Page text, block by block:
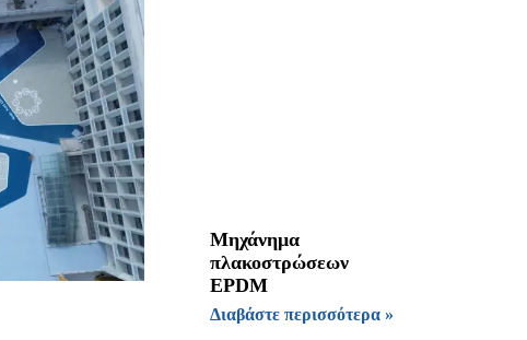
Μηχάνημα
πλακοστρώσεων
EPDM
Διαβάστε περισσότερα »